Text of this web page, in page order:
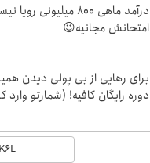
درآمد ماهی 800 میلیونی
امتحانش مجانیه😉
برای رهایی از بی پولی دیدن
دوره رایگان کافیه! (شمارتو وارد